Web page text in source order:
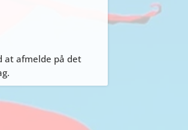
at afmelde på det